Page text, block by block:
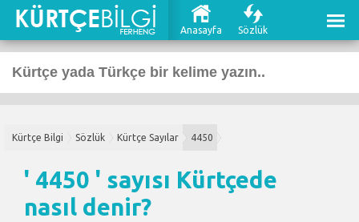
Anasayfa Sözlük
Kürtçe Bilgi Sözlük Kürtçe Sayılar 4450
' 4450 ' sayısı Kürtçede
nasıl denir?